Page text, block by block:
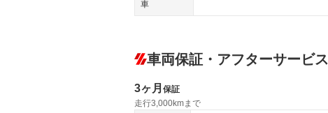
車
車両保証・アフターサービス
3ヶ月 保証
走行3,000kmまで